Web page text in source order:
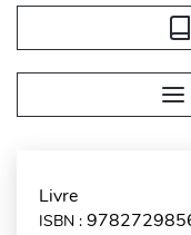
Livre
ISBN :